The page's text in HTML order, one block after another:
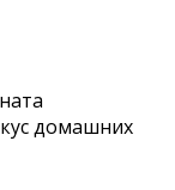
домашних